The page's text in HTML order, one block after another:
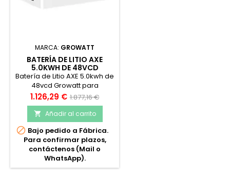
MARCA: GROWATT
BATERÍA DE LITIO AXE
5.0KWH DE 48VCD
GROWATT PARA
INVERSORES SPH Y SPF
Batería de Litio AXE 5.0kwh de
48vcd Growatt para
inversores SPH y SPF. batería
de LiFePO4 sin cobalto con
capacidad de
almacenamiento de 100Ah,
con alta resistencia a los
ciclos lo cual aumenta su
vida util, así como arranque
suave para proteger al
sistema de las
Precio
1.126,29 € Precio
base
1.877,16 €
 Añadir al carrito
 Bajo pedido a Fábrica.
Para confirmar plazos,
contáctenos (Mail o
WhatsApp).